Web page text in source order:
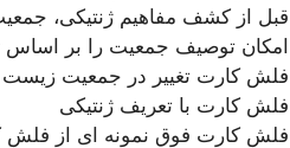
قبل از کشف مفاهیم ژنتیکی،
امکان توصیف جمعیت را بر اساس
فلش کارت تغییر در جمعیت زیست
فلش کارت با تعریف ژنتیکی
فلش کارت فوق نمونه ای از فلش